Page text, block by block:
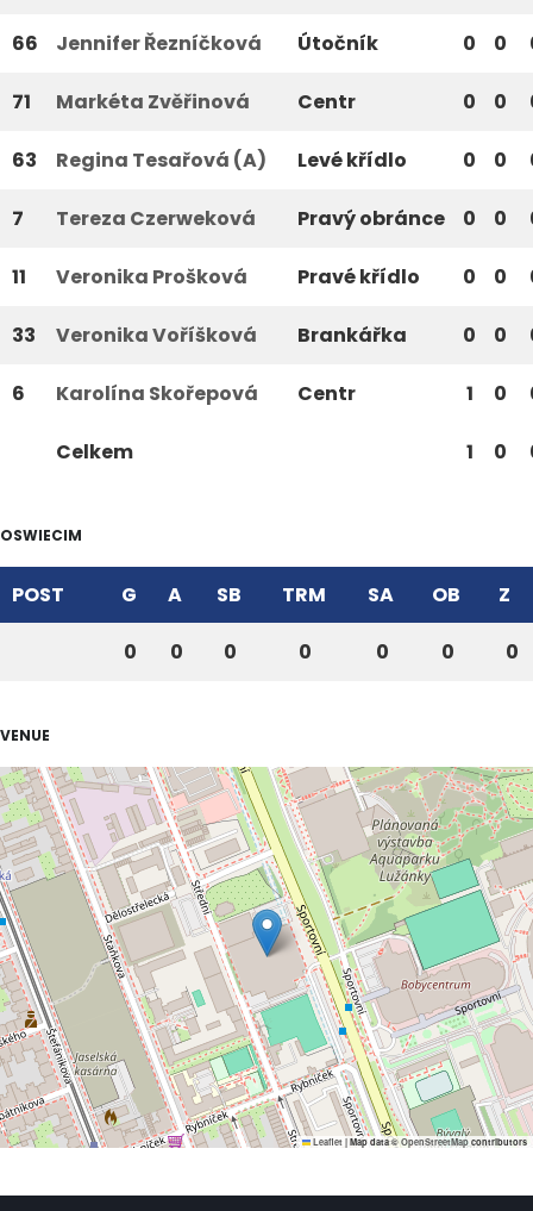
66 Jennifer Řezníčková Útočník 0 0
71 Markéta Zvěřinová Centr 0 0
63 Regina Tesařová (A) Levé křídlo 0 0
7 Tereza Czerweková Pravý obránce 0 0
11 Veronika Prošková Pravé křídlo 0 0
33 Veronika Voříšková Brankářka 0 0
6 Karolína Skořepová Centr 1 0
Celkem 1 0
OSWIECIM
POST G A SB TRM SA OB Z
0 0 0 0 0 0 0
VENUE
Leaflet | Map data ©OpenStreetMap contributors